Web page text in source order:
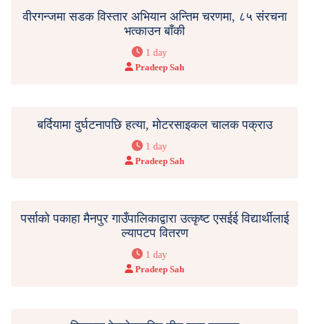
वीरगन्जमा सडक विस्तार अभियान अन्तिम चरणमा, ८५ संरचना
भत्काउन बाँकी
1 day
Pradeep Sah
बर्दियामा दुर्घटनापछि हत्या, मोटरसाइकल चालक पक्राउ
1 day
Pradeep Sah
पर्साको पकाहा मैनपुर गाउँपालिकाद्वारा उत्कृष्ट एसईई विद्यार्थीलाई
ल्यापटप वितरण
1 day
Pradeep Sah